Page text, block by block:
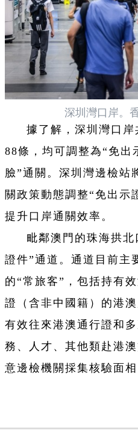
深圳灣口岸。
據了解，深圳灣口
88條，均可調整為“免出
臉”通關。深圳灣邊檢站
關政策動態調整“免出示
提升口岸通關效率。
毗鄰澳門的珠海拱
證件”通道。通道目前主
的“常旅客”，包括持有
證（含非中國籍）的港
有效往來港澳通行證和
務、人才、其他類赴港
意邊檢機關採集核驗面